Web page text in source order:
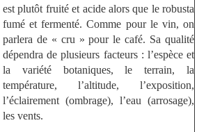
est plutôt fruité et acide alors que le robusta
fumé et fermenté. Comme pour le vin, on
parlera de « cru » pour le café. Sa qualité
dépendra de plusieurs facteurs : l’espèce et
la variété botaniques, le terrain, la
température, l’altitude, l’exposition,
l’éclairement (ombrage), l’eau (arrosage),
les vents.